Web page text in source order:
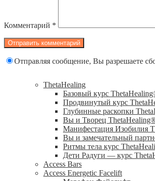
Комментарий *
Отправляя сообщение, Вы разрешаете
ThetaHealing
Базовый курс
Продвинутый курс
Глубинные раскопки
Вы и Творец
Манифестация Изобилия
Вы и замечательный
Ритмы тела курс
Дети Радуги — курс
Access Bars
Access Energetic Facelift